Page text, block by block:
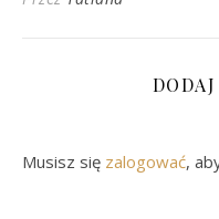
Musisz się zalogować,